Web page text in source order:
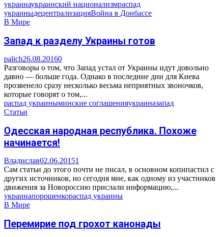
украинаукраинский национализмраспад
украиныдецентрализацияВойна в Донбассе
В Мире
Запад к разделу Украины готов
palich26.08.20160
Разговоры о том, что Запад устал от Украины идут довольно
давно — больше года. Однако в последние дни для Киева
прозвенело сразу несколько весьма неприятных звоночков,
которые говорят о том,...
распад украиныминские соглашенияукраиназапад
Статьи
Одесская народная республика. Похоже
начинается!
Владислав02.06.20151
Сам статьи до этого почти не писал, в основном копипастил с
других источников, но сегодня мне, как одному из участников
движения за Новороссию прислали информацию,...
украинапорошенкораспад украины
В Мире
Перемирие под грохот канонады